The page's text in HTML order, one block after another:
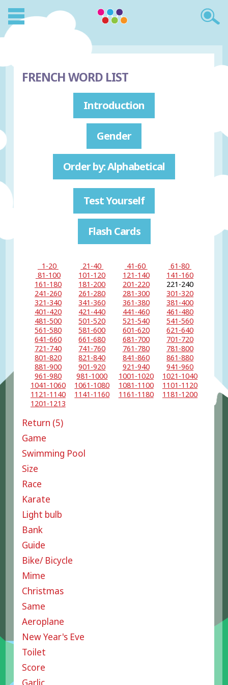
FRENCH WORD LIST
Introduction
Gender
Order by: Alphabetical
Test Yourself
Flash Cards
1-20 21-40 41-60
61-80
81-100
101-120 121-140
141-160
161-180
181-200 201-220
221-240
241-260
261-280 281-300
301-320
321-340
341-360 361-380
381-400
401-420
421-440 441-460
461-480
481-500
501-520 521-540
541-560
561-580
581-600 601-620
621-640
641-660
661-680 681-700
701-720
721-740
741-760 761-780
781-800
801-820
821-840 841-860
861-880
881-900
901-920 921-940
941-960
961-980
981-1000 1001-1020
1021-1040
1041-1060
1061-1080 1081-1100
1101-1120
1121-1140
1141-1160 1161-1180
1181-1200
1201-1213
Return (5)
Game
Swimming Pool
Size
Race
Karate
Light bulb
Bank
Guide
Bike/ Bicycle
Mime
Christmas
Same
Aeroplane
New Year's Eve
Toilet
Score